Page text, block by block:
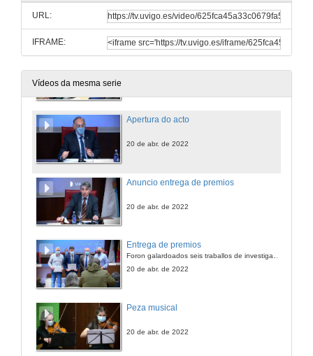
URL:
IFRAME:
Vídeos da mesma serie
Foron galardoados seis traballos de investigación, transferencia e divulgación científica
8 de abr. de 2022
Apertura musical
Apertura do acto
20 de abr. de 2022
Anuncio entrega de premios
20 de abr. de 2022
Entrega de premios
20 de abr. de 2022
Peza musical
20 de abr. de 2022